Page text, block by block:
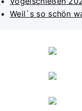
Weil`s so schön